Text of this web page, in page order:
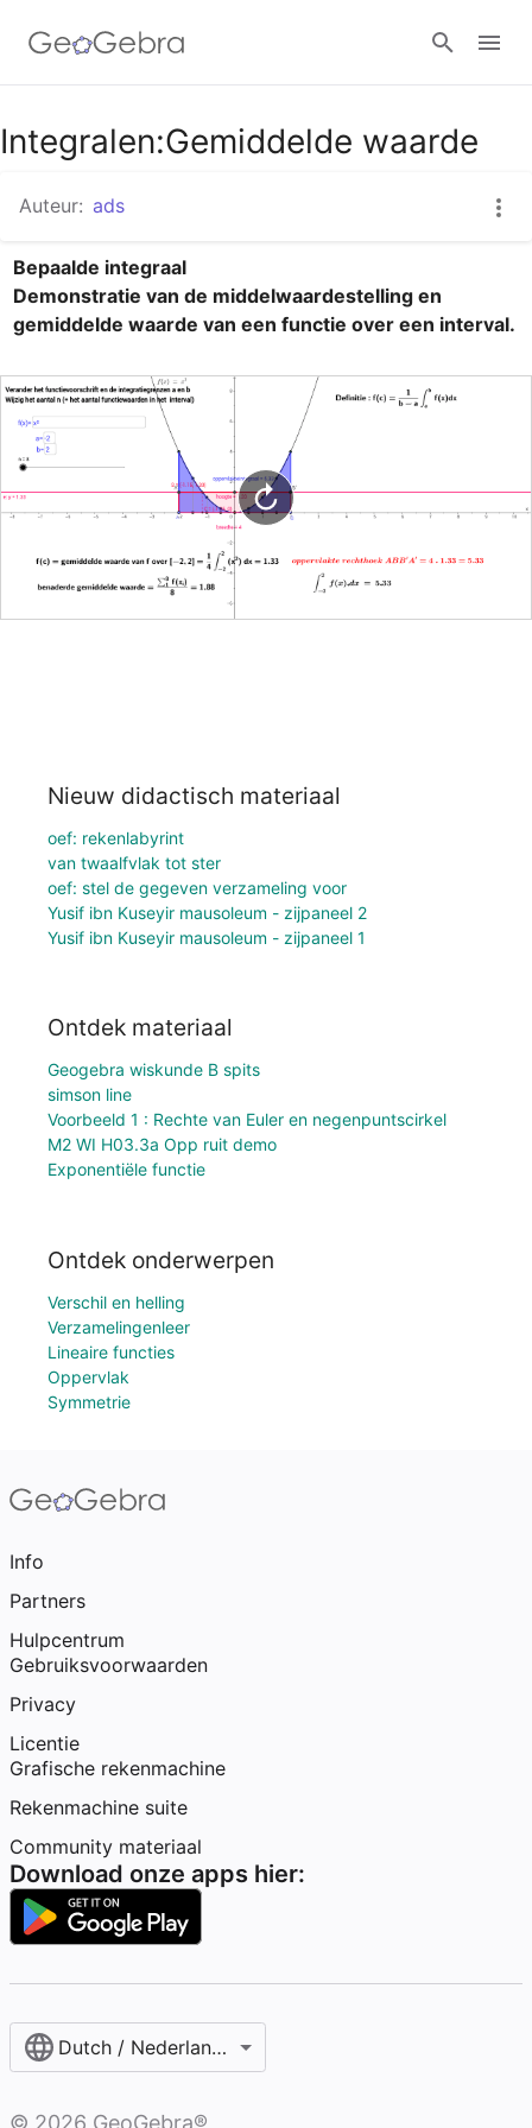
Google Classroom
GeoGebra Klaslokaal
Aanmelden
Integralen:Gemiddelde waarde
Auteur: ads
Bepaalde integraal
Demonstratie van de middelwaardestelling en
gemiddelde waarde van een functie over een interval.
Nieuw didactisch materiaal
oef: rekenlabyrint
van twaalfvlak tot ster
oef: stel de gegeven verzameling voor
Yusif ibn Kuseyir mausoleum - zijpaneel 2
Yusif ibn Kuseyir mausoleum - zijpaneel 1
Ontdek materiaal
Geogebra wiskunde B spits
simson line
Voorbeeld 1 : Rechte van Euler en negenpuntscirkel
M2 WI H03.3a Opp ruit demo
Exponentiële functie
Ontdek onderwerpen
Verschil en helling
Verzamelingenleer
Lineaire functies
Oppervlak
Symmetrie
Info
Partners
Hulpcentrum
Gebruiksvoorwaarden
Privacy
Licentie
Grafische rekenmachine
Rekenmachine suite
Community materiaal
Download onze apps hier:
Dutch / Nederlands‎ (België)‎
© 2026 GeoGebra®